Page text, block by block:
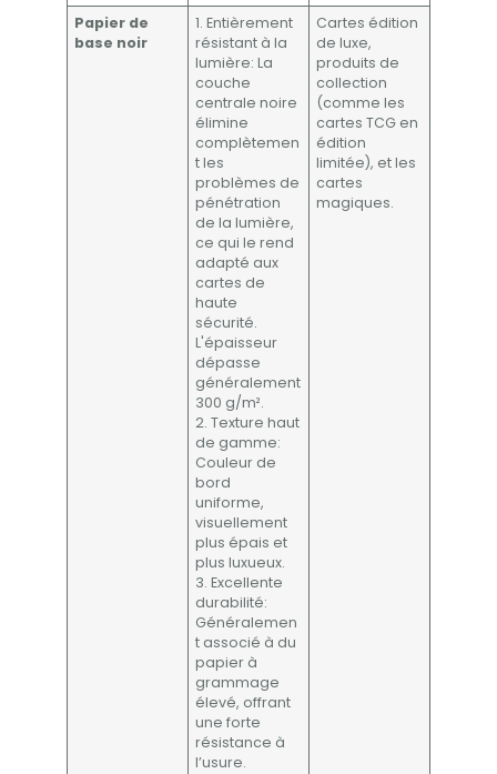
Papier de
base noir
1. Entièrement
résistant à la
lumière: La
couche
centrale noire
élimine
complètemen
t les
problèmes de
pénétration
de la lumière,
ce qui le rend
adapté aux
cartes de
haute
sécurité.
L'épaisseur
dépasse
généralement
300 g/m².
2. Texture haut
de gamme:
Couleur de
bord
uniforme,
visuellement
plus épais et
plus luxueux.
3. Excellente
durabilité:
Généralemen
t associé à du
papier à
grammage
élevé, offrant
une forte
résistance à
l’usure.
Cartes édition
de luxe,
produits de
collection
(comme les
cartes TCG en
édition
limitée), et les
cartes
magiques.